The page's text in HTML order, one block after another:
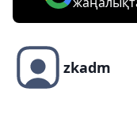
zkadm